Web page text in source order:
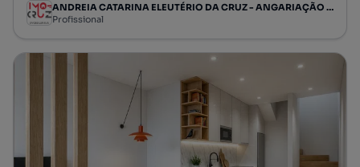
ANDREIA CATARINA ELEUTÉRIO DA CRUZ - ANGARIAÇÃO IMOBILIÁRIA, SOCIEDADE UNIPESSOAL LIMITADA
Profissional